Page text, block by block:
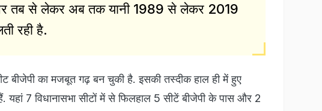
और तब से लेकर अब तक यानी 1989 से लेकर 2019
रही है.
बीजेपी का मजबूत गढ़ बन चुकी है. इसकी तस्दीक हाल ही में हुए
यहां 7 विधानासभा सीटों में से फिलहाल 5 सीटें बीजेपी के पास और 2